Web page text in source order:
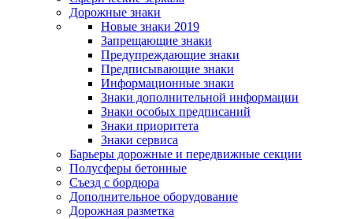
Дорожные знаки
Новые знаки 2019
Запрещающие знаки
Предупреждающие знаки
Предписывающие знаки
Информационные знаки
Знаки дополнительной информации
Знаки особых предписаний
Знаки приоритета
Знаки сервиса
Барьеры дорожные и передвижные секции
Полусферы бетонные
Съезд с бордюра
Дополнительное оборудование
Дорожная разметка